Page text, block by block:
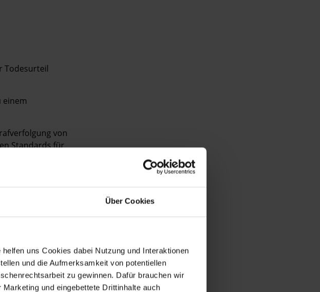
Über Cookies
uns Cookies dabei Nutzung und Interaktionen
und die Aufmerksamkeit von potentiellen
zu gewinnen. Dafür brauchen wir
und eingebettete Drittinhalte auch
Todesurteil
einem
von
Standards für
ab, da sie
is
her
of criminal